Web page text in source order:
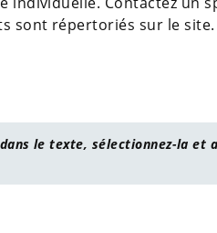
sont répertoriés sur le site.
le texte, sélectionnez-la et